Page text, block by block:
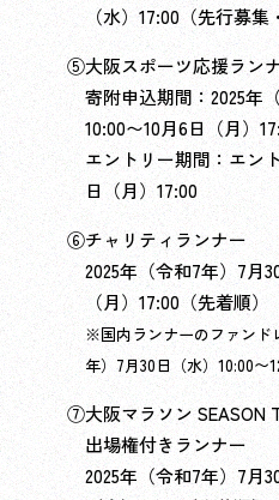
（水）17:00（先行募集
⑤大阪スポーツ応援ラン
寄附申込期間：2025年
10:00〜10月6日（月）
エントリー期間：エン
日（月）17:00
⑥チャリティランナー
2025年（令和7年）7月
（月）17:00（先着順）
※国内ランナーのファンド
年）7月30日（水）10:00〜
⑦大阪マラソン SEASON
出場権付きランナー
2025年（令和7年）7月